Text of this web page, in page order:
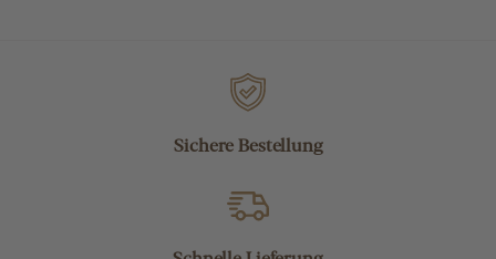
Sichere Bestellung